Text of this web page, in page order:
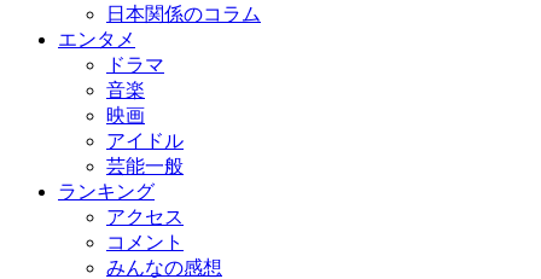
日本関係のコラム
エンタメ
ドラマ
音楽
映画
アイドル
芸能一般
ランキング
アクセス
コメント
みんなの感想